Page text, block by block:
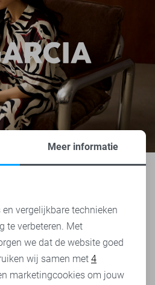
Meer informatie
vergelijkbare technieken
te verbeteren. Met
we dat de website goed
wij samen met 4
marketingcookies om jouw